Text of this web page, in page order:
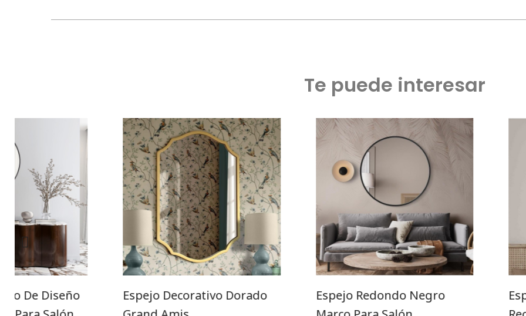
Te puede interesar
De Diseño
Espejo Decorativo Dorado
Espejo Redondo Negro